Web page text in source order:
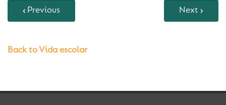
Previous Next
Back to Vida escolar